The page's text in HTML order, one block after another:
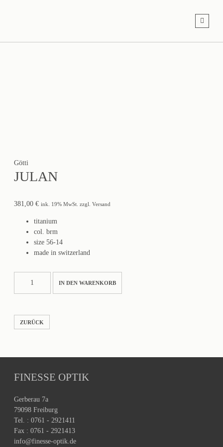
Götti
JULAN
381,00 € ink. 19% MwSt. zzgl. Versand
titanium
col. brm
size 56-14
made in switzerland
IN DEN WARENKORB
ZURÜCK
FINESSE OPTIK
Gerberau 7a
79098 Freiburg
Tel. : 0761 - 2921411
Fax : 0761 - 2921413
info@finesse-optik.de